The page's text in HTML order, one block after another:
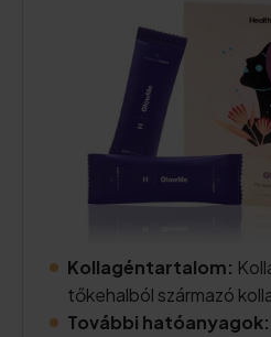
Kollagéntartalom:
tőkehalból származó
További hatóanyagok: